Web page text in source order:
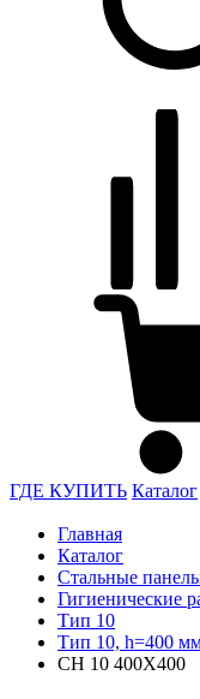
ГДЕ КУПИТЬ Каталог
Главная
Каталог
Стальные
Гигиенические
Тип 10
Тип 10, h=400
CH 10 400X400